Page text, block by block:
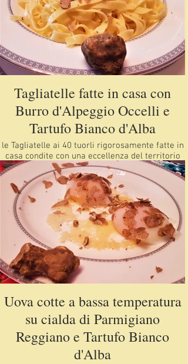
Tagliatelle fatte in casa con
Burro d'Alpeggio Occelli e
Tartufo Bianco d'Alba
le Tagliatelle ai 40 tuorli rigorosamente fatte in
casa condite con una eccellenza del territorio
Piemontese il Burro d'Alpeggio Occelli e a
chiudere sua Maestà il Tartufo Bianco d'Alba
Uova cotte a bassa temperatura
su cialda di Parmigiano
Reggiano e Tartufo Bianco
d'Alba